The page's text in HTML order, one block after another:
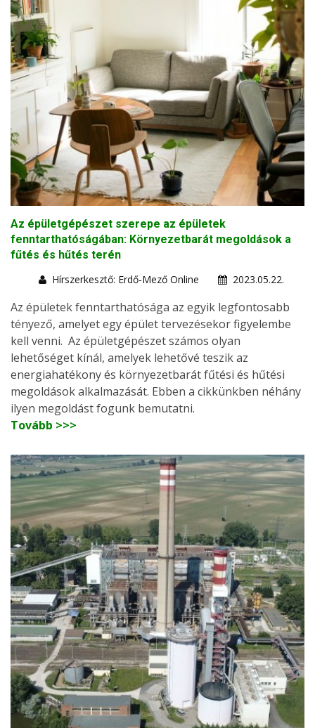
Az épületgépészet szerepe az épületek
fenntarthatóságában: Környezetbarát megoldások a
fűtés és hűtés terén
Hírszerkesztő: Erdő-Mező Online
2023.05.22.
Az épületek fenntarthatósága az egyik legfontosabb
tényező, amelyet egy épület tervezésekor figyelembe
kell venni. Az épületgépészet számos olyan
lehetőséget kínál, amelyek lehetővé teszik az
energiahatékony és környezetbarát fűtési és hűtési
megoldások alkalmazását. Ebben a cikkünkben néhány
ilyen megoldást fogunk bemutatni.
Tovább >>>